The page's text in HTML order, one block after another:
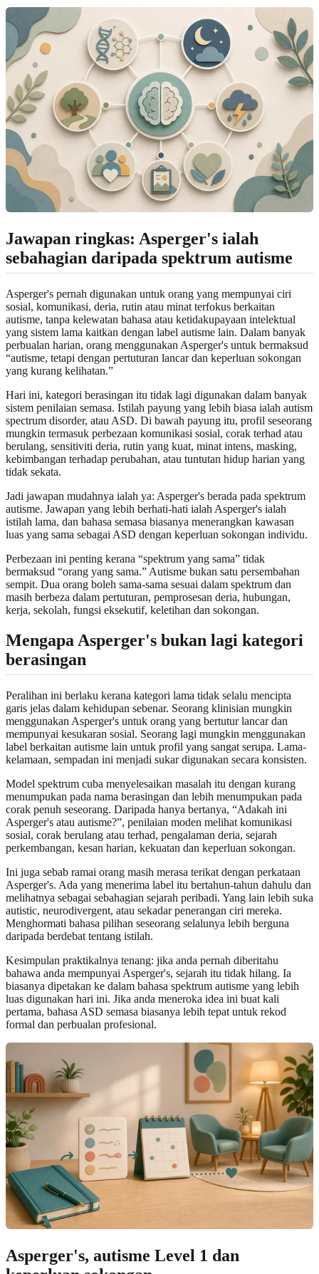
Jawapan ringkas: Asperger's ialah
sebahagian daripada spektrum autisme
Asperger's pernah digunakan untuk orang yang mempunyai ciri
sosial, komunikasi, deria, rutin atau minat terfokus berkaitan
autisme, tanpa kelewatan bahasa atau ketidakupayaan intelektual
yang sistem lama kaitkan dengan label autisme lain. Dalam banyak
perbualan harian, orang menggunakan Asperger's untuk bermaksud
“autisme, tetapi dengan pertuturan lancar dan keperluan sokongan
yang kurang kelihatan.”
Hari ini, kategori berasingan itu tidak lagi digunakan dalam banyak
sistem penilaian semasa. Istilah payung yang lebih biasa ialah autism
spectrum disorder, atau ASD. Di bawah payung itu, profil seseorang
mungkin termasuk perbezaan komunikasi sosial, corak terhad atau
berulang, sensitiviti deria, rutin yang kuat, minat intens, masking,
kebimbangan terhadap perubahan, atau tuntutan hidup harian yang
tidak sekata.
Jadi jawapan mudahnya ialah ya: Asperger's berada pada spektrum
autisme. Jawapan yang lebih berhati-hati ialah Asperger's ialah
istilah lama, dan bahasa semasa biasanya menerangkan kawasan
luas yang sama sebagai ASD dengan keperluan sokongan individu.
Perbezaan ini penting kerana “spektrum yang sama” tidak
bermaksud “orang yang sama.” Autisme bukan satu persembahan
sempit. Dua orang boleh sama-sama sesuai dalam spektrum dan
masih berbeza dalam pertuturan, pemprosesan deria, hubungan,
kerja, sekolah, fungsi eksekutif, keletihan dan sokongan.
Mengapa Asperger's bukan lagi kategori
berasingan
Peralihan ini berlaku kerana kategori lama tidak selalu mencipta
garis jelas dalam kehidupan sebenar. Seorang klinisian mungkin
menggunakan Asperger's untuk orang yang bertutur lancar dan
mempunyai kesukaran sosial. Seorang lagi mungkin menggunakan
label berkaitan autisme lain untuk profil yang sangat serupa. Lama-
kelamaan, sempadan ini menjadi sukar digunakan secara konsisten.
Model spektrum cuba menyelesaikan masalah itu dengan kurang
menumpukan pada nama berasingan dan lebih menumpukan pada
corak penuh seseorang. Daripada hanya bertanya, “Adakah ini
Asperger's atau autisme?”, penilaian moden melihat komunikasi
sosial, corak berulang atau terhad, pengalaman deria, sejarah
perkembangan, kesan harian, kekuatan dan keperluan sokongan.
Ini juga sebab ramai orang masih merasa terikat dengan perkataan
Asperger's. Ada yang menerima label itu bertahun-tahun dahulu dan
melihatnya sebagai sebahagian sejarah peribadi. Yang lain lebih suka
autistic, neurodivergent, atau sekadar penerangan ciri mereka.
Menghormati bahasa pilihan seseorang selalunya lebih berguna
daripada berdebat tentang istilah.
Kesimpulan praktikalnya tenang: jika anda pernah diberitahu
bahawa anda mempunyai Asperger's, sejarah itu tidak hilang. Ia
biasanya dipetakan ke dalam bahasa spektrum autisme yang lebih
luas digunakan hari ini. Jika anda meneroka idea ini buat kali
pertama, bahasa ASD semasa biasanya lebih tepat untuk rekod
formal dan perbualan profesional.
Asperger's, autisme Level 1 dan